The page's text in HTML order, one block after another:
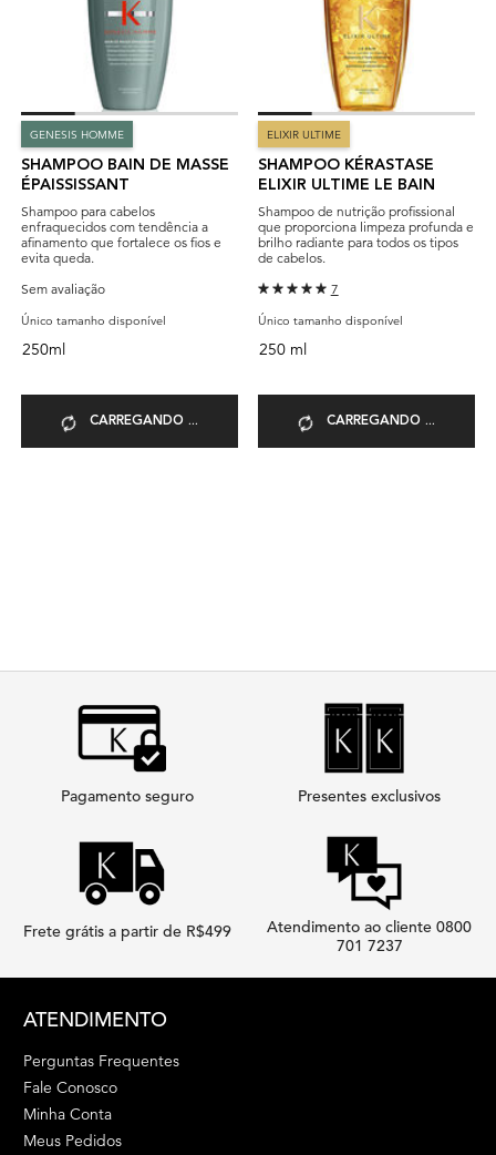
GENESIS HOMME
SHAMPOO BAIN DE MASSE
ÉPAISSISSANT
Shampoo para cabelos
enfraquecidos com tendência a
afinamento que fortalece os fios e
evita queda.
Sem avaliação
Único tamanho disponível
250ml
CARREGANDO ...
ELIXIR ULTIME
SHAMPOO KÉRASTASE
ELIXIR ULTIME LE BAIN
Shampoo de nutrição profissional
que proporciona limpeza profunda e
brilho radiante para todos os tipos
de cabelos.
7
Único tamanho disponível
250 ml
CARREGANDO ...
Pagamento seguro Presentes exclusivos
Frete grátis a partir de R$499
Atendimento ao cliente 0800
701 7237
ATENDIMENTO
Perguntas Frequentes
Fale Conosco
Minha Conta
Meus Pedidos